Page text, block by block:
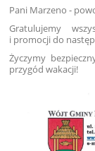
Pani Marzeno -
Gratulujemy
i promocji do
Życzymy
przygód wakacji!